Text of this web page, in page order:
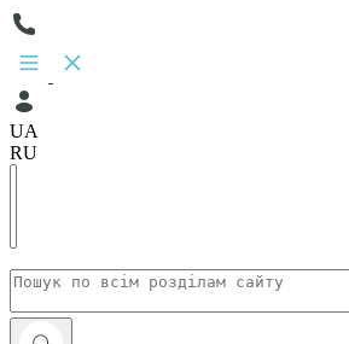
UA
RU